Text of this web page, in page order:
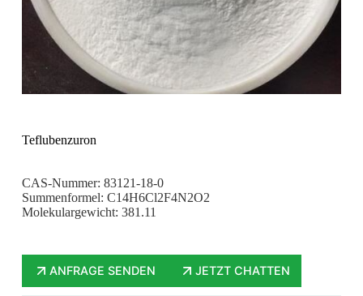
Teflubenzuron
CAS-Nummer: 83121-18-0
Summenformel: C14H6Cl2F4N2O2
Molekulargewicht: 381.11
ANFRAGE SENDEN JETZT CHATTEN